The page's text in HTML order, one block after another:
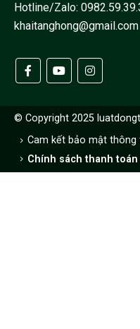
Hotline/Zalo:
khaitanghong@gmail.com
© Copyright 2025
Cam kết bảo mật thông
Chính sách thanh toán